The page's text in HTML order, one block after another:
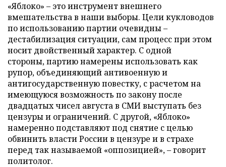
«Яблоко» – это инструмент внешнего
вмешательства в наши выборы. Цели кукловодов
по использованию партии очевидны –
дестабилизация ситуации, сам процесс при этом
носит двойственный характер. С одной
стороны, партию намерены использовать как
рупор, объединяющий антивоенную и
антигосударственную повестку, с расчетом на
имеющуюся возможность по закону после
двадцатых чисел августа в СМИ выступать без
цензуры и ограничений. С другой, «Яблоко»
намеренно подставляют под снятие с целью
обвинить власти России в цензуре и в страхе
перед так называемой «оппозицией», – говорит
политолог.